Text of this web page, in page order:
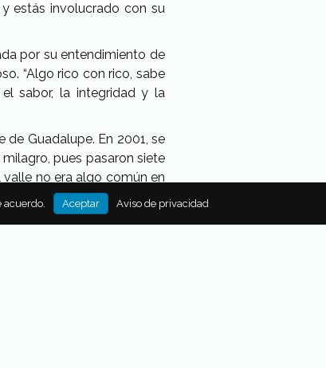
estás involucrado con su
por su entendimiento de
“Algo rico con rico, sabe
sabor, la integridad y la
Guadalupe. En 2001, se
pues pasaron siete
no era algo común en
que a más de 100 días de
acuerdo. Aceptar Aviso de privacidad